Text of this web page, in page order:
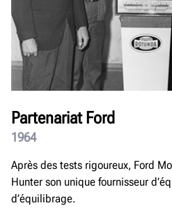
Partenariat Ford
1964
Après des tests rigoureux, Ford
Hunter son unique fournisseur
d’équilibrage.